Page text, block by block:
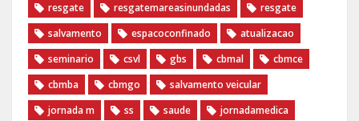
resgate
resgatemareasinundadas
resgate
salvamento
espacoconfinado
atualizacao
seminario
csvl gbs cbmal
cbmce
cbmba
cbmgo
salvamento veicular
jornada m
ss saude
jornadamedica